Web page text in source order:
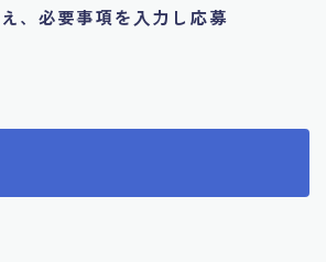
、必要事項を入力し応募